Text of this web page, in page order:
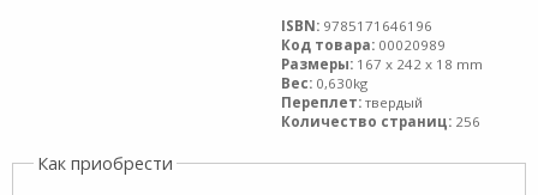
ISBN: 9785171646196
Код товара: 00020989
Размеры: 167 x 242 x 18 mm
Вес: 0,630kg
Переплет: твердый
Количество страниц: 256
Как приобрести